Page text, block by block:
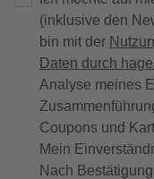
(inklusive den
bin mit der
Daten durch
Analyse meines
Coupons und
Mein
Nach